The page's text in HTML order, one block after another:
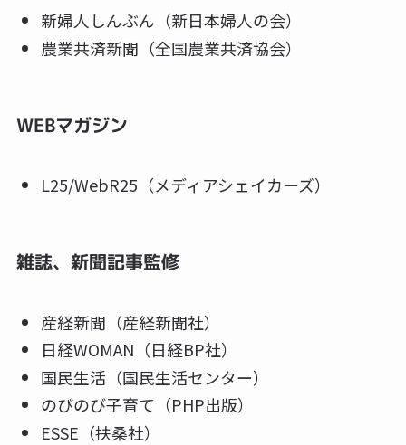
新婦人しんぶん（新日本婦人の会）
農業共済新聞（全国農業共済協会）
WEBマガジン
L25/WebR25（メディアシェイカーズ）
雑誌、新聞記事監修
産経新聞（産経新聞社）
日経WOMAN（日経BP社）
国民生活（国民生活センター）
のびのび子育て（PHP出版）
ESSE（扶桑社）